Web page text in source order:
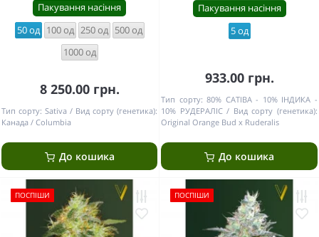
Пакування насіння
50 од 100 од 250 од 500 од
1000 од
8 250.00 грн.
Тип сорту: Sativa
Вид сорту (генетика):
Канада / Columbia
До кошика
Пакування насіння
5 од
933.00 грн.
Тип сорту: 80% САТІВА - 10% ІНДИКА -
10% РУДЕРАЛІС
Вид сорту (генетика):
Original Orange Bud x Ruderalis
До кошика
ПОСПІШИ ПОСПІШИ